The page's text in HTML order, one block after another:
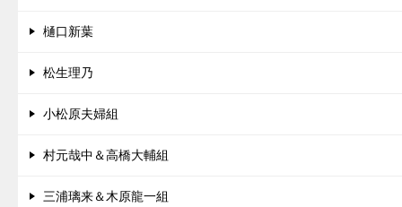
樋口新葉
松生理乃
小松原夫婦組
村元哉中＆高橋大輔組
三浦璃来＆木原龍一組